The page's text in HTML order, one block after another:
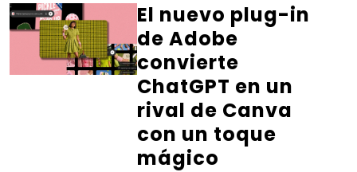
El nuevo plug-in
de Adobe
convierte
ChatGPT en un
rival de Canva
con un toque
mágico